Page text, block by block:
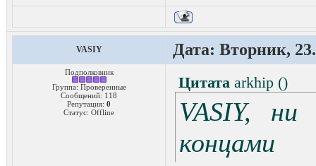
VASIY Дата: Вторник,
Подполковник
Группа: Проверенные
Сообщений: 118
Репутация: 0
Статус: Offline
Цитата arkhip ()
VASIY,
концами